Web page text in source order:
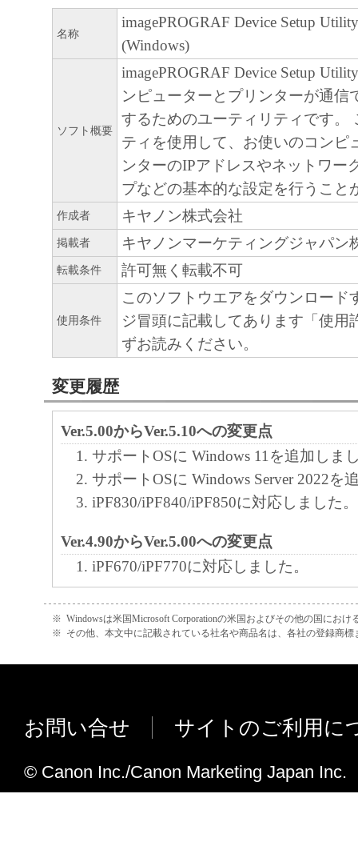
き、すべての責任を負っていただくものと
(2) お客様は、再使用許諾、譲渡、頒布、
により、第三者に「本ソフトウエア」を使
させることはできません。
(3) お客様は、「本ソフトウエア」の全部
正、改変、リバース・エンジニアリング、
たは逆アセンブル等することはできません
このような行為をさせてはなりません。
(4) 本契約に明示的に定める場合を除き、
フトウエア」に関する知的財産権のいかな
に付与するものではありません。
２．所有権
は、その内容によりキヤノンまたはキヤノ
３．保証
「許諾ソフトウエア」が、CD-ROM等の記
フトウエア」を購入した日から90日の間、
エア」が格納されている記憶媒体（以下「
います）に物理的な欠陥がないことを保証
証期間中に「メディア」に物理的な欠陥が
には、キヤノンは、「メディア」を交換い
(1) 「本ソフトウエア」は、『現状のまま
諾されます。キヤノン、キヤノンの関連会
売代理店及び販売店は、「本ソフトウエア
品性及び特定の目的への適合性の保証を含
名称
imagePROGRAF Device Setup
(Windows)
ソフト概要
imagePROGRAF Device Setup
ンピューターとプリンターが通信
するためのユーティリティです。
ティを使用して、お使いのコンピ
ンターのIPアドレスやネットワー
プなどの基本的な設定を行うこと
作成者 キヤノン株式会社
掲載者 キヤノンマーケティングジャパン
転載条件 許可無く転載不可
使用条件
このソフトウエアをダウンロード
ジ冒頭に記載してあります「使用
ずお読みください。
変更履歴
Ver.5.00からVer.5.10への変更点
サポートOSに Windows 11を追加しま
サポートOSに Windows Server 2022を
iPF830/iPF840/iPF850に対応しました。
Ver.4.90からVer.5.00への変更点
iPF670/iPF770に対応しました。
Ver.4.80からVer.4.90への変更点
iPF680/iPF685/iPF780/iPF785に対応し
Ver.4.70からVer.4.80への変更点
Windows 8.1/ Windows Server 2012 R2
iPF6400S /iPF8400S に対応しました。
※ Windowsは米国Microsoft Corporationの米国およびその他の国におけ
※ その他、本文中に記載されている社名や商品名は、各社の登録商標
お問い合せ サイトのご利用に
© Canon Inc./Canon Marketing Japan Inc.